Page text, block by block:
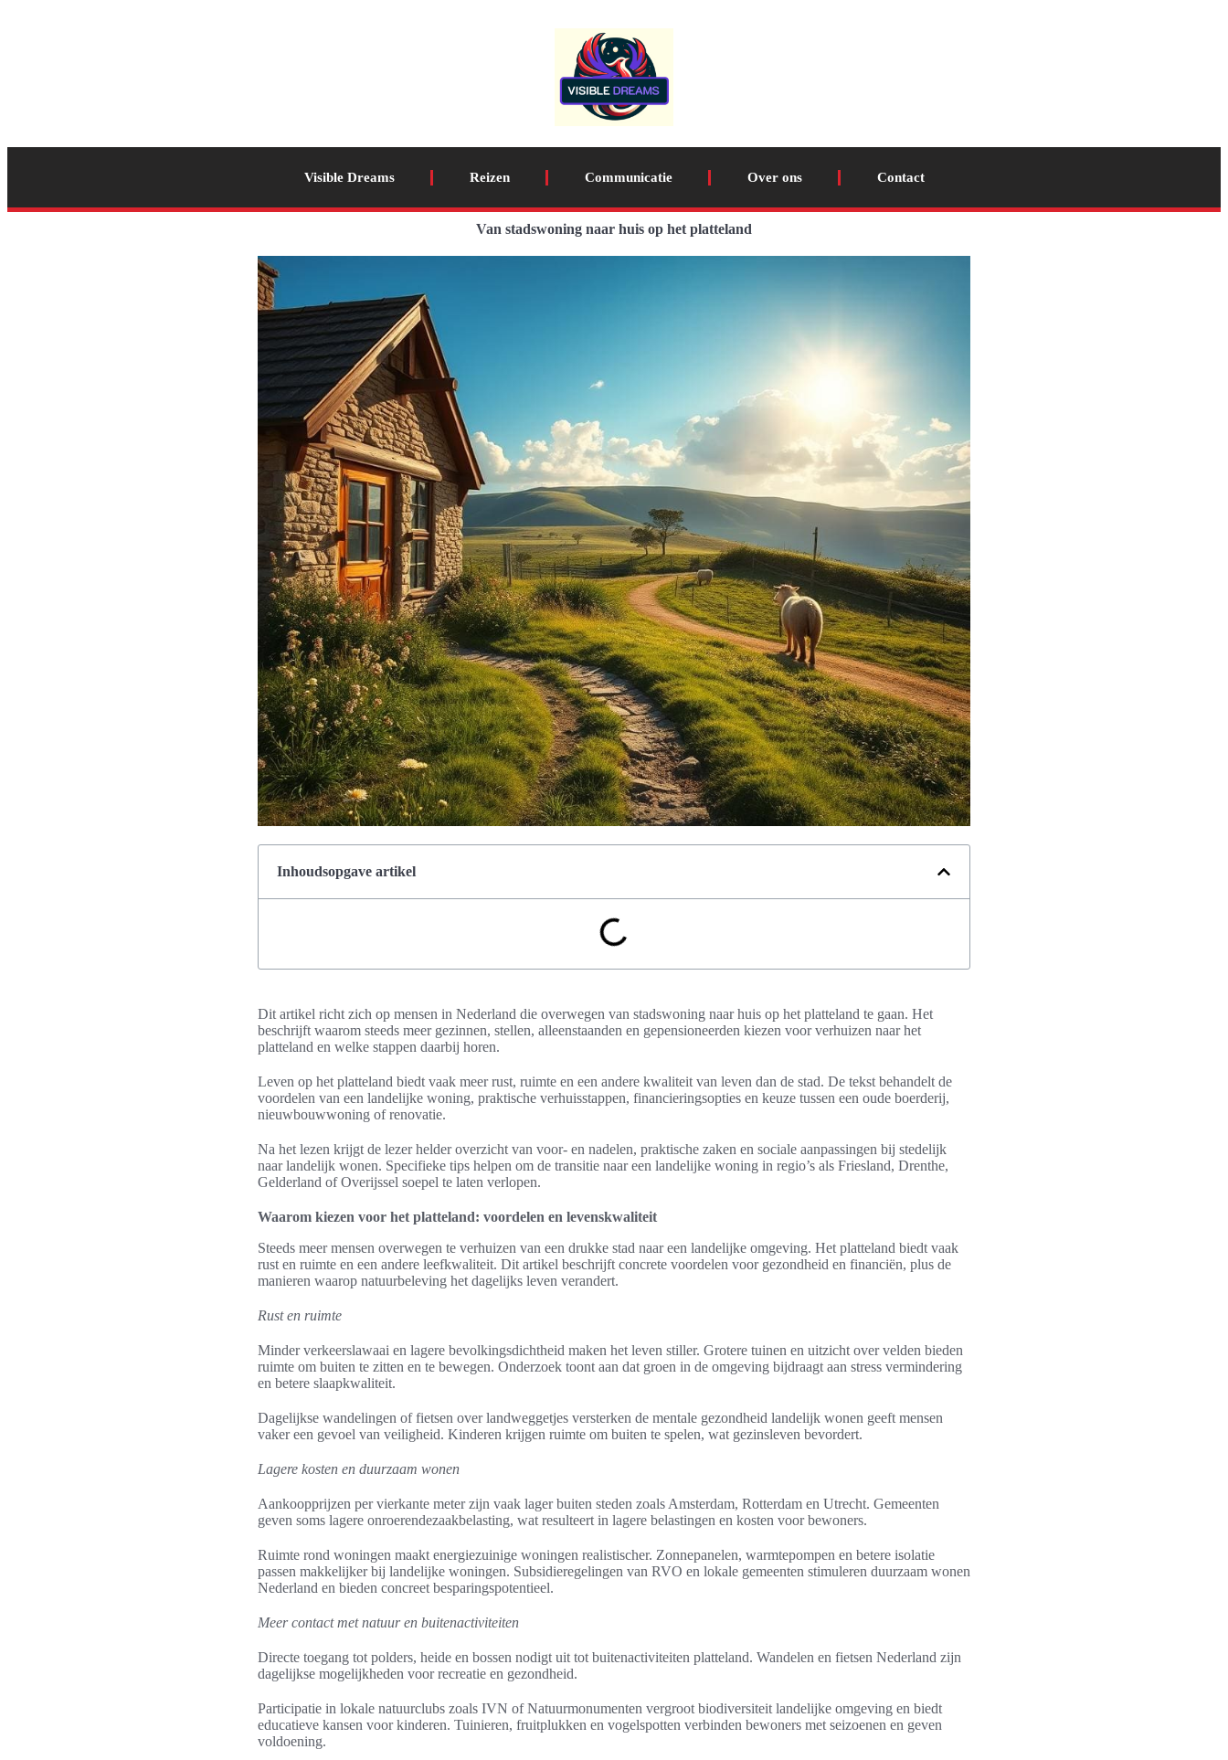
Visible Dreams Reizen Communicatie Over ons Contact
Van stadswoning naar huis op het platteland
Inhoudsopgave artikel
Dit artikel richt zich op mensen in Nederland die overwegen van stadswoning naar huis op het platteland te gaan. Het
beschrijft waarom steeds meer gezinnen, stellen, alleenstaanden en gepensioneerden kiezen voor verhuizen naar het
platteland en welke stappen daarbij horen.
Leven op het platteland biedt vaak meer rust, ruimte en een andere kwaliteit van leven dan de stad. De tekst behandelt de
voordelen van een landelijke woning, praktische verhuisstappen, financieringsopties en keuze tussen een oude boerderij,
nieuwbouwwoning of renovatie.
Na het lezen krijgt de lezer helder overzicht van voor- en nadelen, praktische zaken en sociale aanpassingen bij stedelijk
naar landelijk wonen. Specifieke tips helpen om de transitie naar een landelijke woning in regio’s als Friesland, Drenthe,
Gelderland of Overijssel soepel te laten verlopen.
Waarom kiezen voor het platteland: voordelen en levenskwaliteit
Steeds meer mensen overwegen te verhuizen van een drukke stad naar een landelijke omgeving. Het platteland biedt vaak
rust en ruimte en een andere leefkwaliteit. Dit artikel beschrijft concrete voordelen voor gezondheid en financiën, plus de
manieren waarop natuurbeleving het dagelijks leven verandert.
Rust en ruimte
Minder verkeerslawaai en lagere bevolkingsdichtheid maken het leven stiller. Grotere tuinen en uitzicht over velden bieden
ruimte om buiten te zitten en te bewegen. Onderzoek toont aan dat groen in de omgeving bijdraagt aan stress vermindering
en betere slaapkwaliteit.
Dagelijkse wandelingen of fietsen over landweggetjes versterken de mentale gezondheid landelijk wonen geeft mensen
vaker een gevoel van veiligheid. Kinderen krijgen ruimte om buiten te spelen, wat gezinsleven bevordert.
Lagere kosten en duurzaam wonen
Aankoopprijzen per vierkante meter zijn vaak lager buiten steden zoals Amsterdam, Rotterdam en Utrecht. Gemeenten
geven soms lagere onroerendezaakbelasting, wat resulteert in lagere belastingen en kosten voor bewoners.
Ruimte rond woningen maakt energiezuinige woningen realistischer. Zonnepanelen, warmtepompen en betere isolatie
passen makkelijker bij landelijke woningen. Subsidieregelingen van RVO en lokale gemeenten stimuleren duurzaam wonen
Nederland en bieden concreet besparingspotentieel.
Meer contact met natuur en buitenactiviteiten
Directe toegang tot polders, heide en bossen nodigt uit tot buitenactiviteiten platteland. Wandelen en fietsen Nederland zijn
dagelijkse mogelijkheden voor recreatie en gezondheid.
Participatie in lokale natuurclubs zoals IVN of Natuurmonumenten vergroot biodiversiteit landelijke omgeving en biedt
educatieve kansen voor kinderen. Tuinieren, fruitplukken en vogelspotten verbinden bewoners met seizoenen en geven
voldoening.